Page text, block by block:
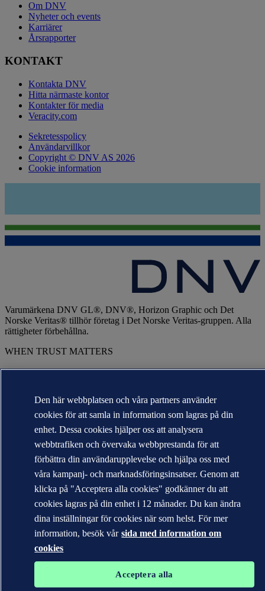
Om DNV
Nyheter och events
Karriärer
Årsrapporter
KONTAKT
Kontakta DNV
Hitta närmaste kontor
Kontakter för media
Veracity.com
Sekretesspolicy
Användarvillkor
Copyright © DNV AS 2026
Cookie information
Varumärkena DNV GL®, DNV®, Horizon Graphic och Det
Norske Veritas® tillhör företag i Det Norske Veritas-gruppen. Alla
rättigheter förbehållna.
WHEN TRUST MATTERS
Den här webbplatsen och våra partners använder
cookies för att samla in information som lagras på din
enhet. Dessa cookies hjälper oss att analysera
webbtrafiken och övervaka webbprestanda för att
förbättra din användarupplevelse och hjälpa oss med
våra kampanj- och marknadsföringsinsatser. Genom att
klicka på "Acceptera alla cookies" godkänner du att
cookies lagras på din enhet i 12 månader. Du kan ändra
dina inställningar för cookies när som helst. För mer
information, besök vår sida med information om
cookies
Acceptera alla